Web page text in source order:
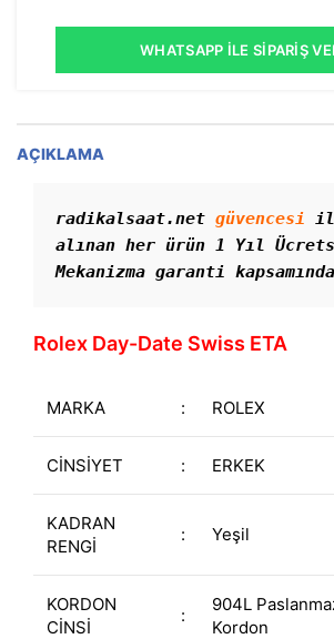
WHATSAPP İLE SIPARIŞ
AÇIKLAMA
radikalsaat.net güvencesi
alınan her ürün 1 Yıl
Mekanizma garanti
Rolex Day-Date Swiss ETA
MARKA : ROLEX
CİNSİYET : ERKEK
KADRAN
RENGİ
: Yeşil
KORDON
CİNSİ
:
904L
Kordon